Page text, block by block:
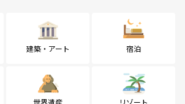
建築・アート 宿泊
世界遺産 リゾート